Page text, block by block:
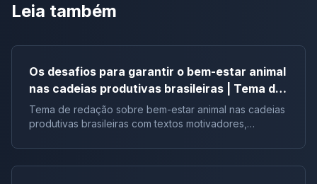
Leia também
Os desafios para garantir o bem-estar animal
nas cadeias produtivas brasileiras | Tema de
redação
Tema de redação sobre bem-estar animal nas cadeias
produtivas brasileiras com textos motivadores,